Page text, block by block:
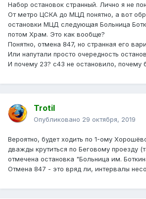
Набор остановок странный. Лично я не
От метро ЦСКА до МЦД понятно, а вот
остановки МЦД следующая Больница
потом Храм. Это как вообще?
Понятно, отмена 847, но странная его
Или напутали просто очередность
И почему 23? с43 не остановило, почему
Trotil
Опубликовано 29 октября, 2019
Вероятно, будет ходить по 1-ому
дважды крутиться по Беговому проезду
отмечена остановка "Больница им.
Отмена 847 - это вряд ли, интервалы